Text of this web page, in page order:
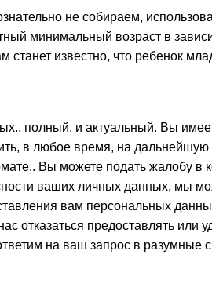
не собираем,
минимальный возраст в
известно, что ребенок
полный, и актуальный. Вы
в любое время, на
Вы можете подать жалобу в
ваших личных данных, мы
вам персональных
отказаться предоставлять или
на ваш запрос в разумные